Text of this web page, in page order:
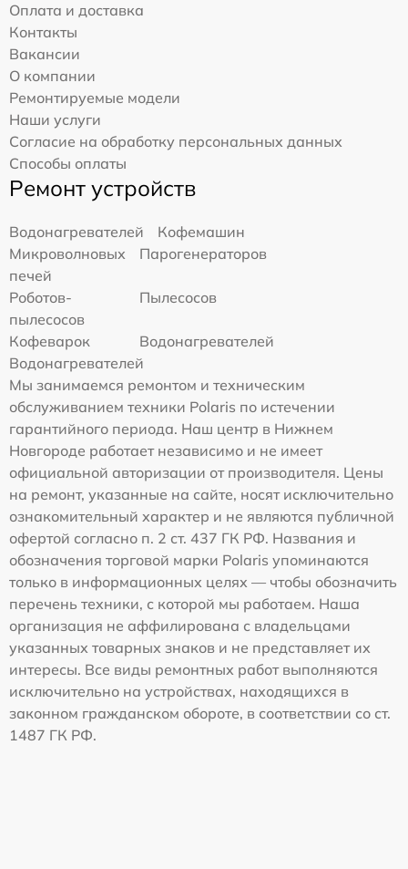
Оплата и доставка
Контакты
Вакансии
О компании
Ремонтируемые модели
Наши услуги
Согласие на обработку персональных данных
Способы оплаты
Ремонт устройств
Водонагревателей
Кофемашин
Микроволновых
печей
Парогенераторов
Роботов-
пылесосов
Пылесосов
Кофеварок
Водонагревателей
Водонагревателей
Мы занимаемся ремонтом и техническим
обслуживанием техники Polaris по истечении
гарантийного периода. Наш центр в Нижнем
Новгороде работает независимо и не имеет
официальной авторизации от производителя. Цены
на ремонт, указанные на сайте, носят исключительно
ознакомительный характер и не являются публичной
офертой согласно п. 2 ст. 437 ГК РФ. Названия и
обозначения торговой марки Polaris упоминаются
только в информационных целях — чтобы обозначить
перечень техники, с которой мы работаем. Наша
организация не аффилирована с владельцами
указанных товарных знаков и не представляет их
интересы. Все виды ремонтных работ выполняются
исключительно на устройствах, находящихся в
законном гражданском обороте, в соответствии со ст.
1487 ГК РФ.